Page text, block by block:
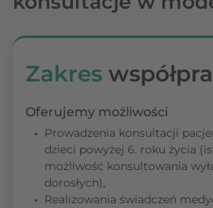
Zakres
Oferujemy możliwości
Prowadzenia konsultacji
dzieci powyżej 6. roku życia
możliwość konsultowania
dorosłych),
Realizowania świadczeń